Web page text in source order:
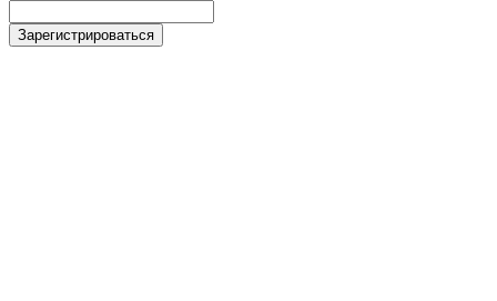
Зарегистрироваться